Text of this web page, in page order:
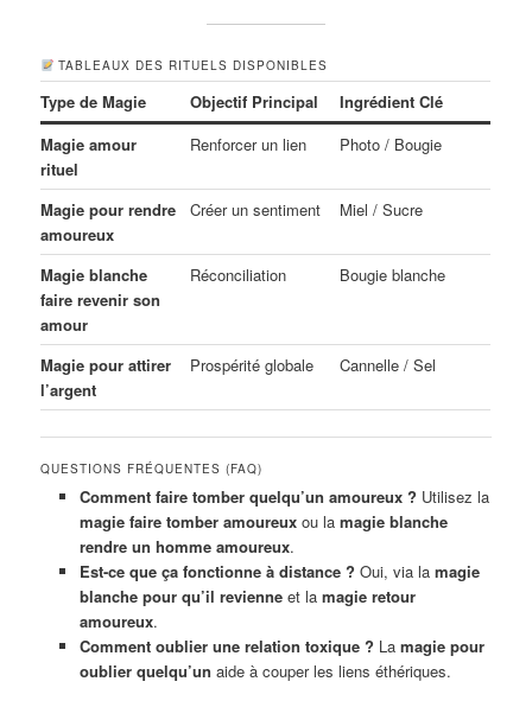
TABLEAUX DES RITUELS DISPONIBLES
Type de Magie Objectif Principal
Ingrédient Clé
Magie amour
rituel
Renforcer un lien Photo / Bougie
Magie pour rendre
amoureux
Créer un sentiment Miel / Sucre
Magie blanche
faire revenir son
amour
Réconciliation Bougie blanche
Magie pour attirer
l’argent
Prospérité globale Cannelle / Sel
QUESTIONS FRÉQUENTES (FAQ)
Comment faire tomber quelqu’un amoureux ? Utilisez la
magie faire tomber amoureuxou la magie blanche
rendre un homme amoureux.
Est-ce que ça fonctionne à distance ? Oui, via la magie
blanche pour qu’il revienneet la magie retour
amoureux.
Comment oublier une relation toxique ? La magie pour
oublier quelqu’un aide à couper les liens éthériques.